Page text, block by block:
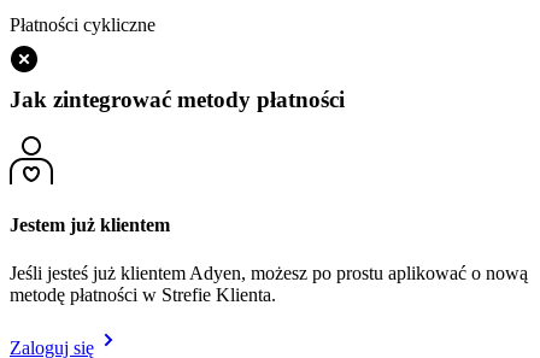
Płatności cykliczne
Jak zintegrować metody płatności
Jestem już klientem
Jeśli jesteś już klientem Adyen, możesz po prostu aplikować o nową
metodę płatności w Strefie Klienta.
Zaloguj się